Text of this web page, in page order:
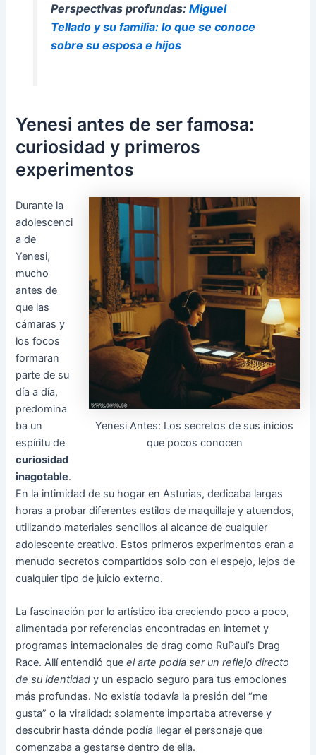
Perspectivas profundas: Miguel
Tellado y su familia: lo que se conoce
sobre su esposa e hijos
Yenesi antes de ser famosa:
curiosidad y primeros
experimentos
Yenesi Antes: Los secretos de sus inicios
que pocos conocen
Durante la
adolescenci
a de
Yenesi,
mucho
antes de
que las
cámaras y
los focos
formaran
parte de su
día a día,
predomina
ba un
espíritu de
curiosidad
inagotable.
En la intimidad de su hogar en Asturias, dedicaba largas
horas a probar diferentes estilos de maquillaje y atuendos,
utilizando materiales sencillos al alcance de cualquier
adolescente creativo. Estos primeros experimentos eran a
menudo secretos compartidos solo con el espejo, lejos de
cualquier tipo de juicio externo.
La fascinación por lo artístico iba creciendo poco a poco,
alimentada por referencias encontradas en internet y
programas internacionales de drag como RuPaul’s Drag
Race. Allí entendió queel arte podía ser un reflejo directo
de su identidad y un espacio seguro para tus emociones
más profundas. No existía todavía la presión del “me
gusta” o la viralidad: solamente importaba atreverse y
descubrir hasta dónde podía llegar el personaje que
comenzaba a gestarse dentro de ella.